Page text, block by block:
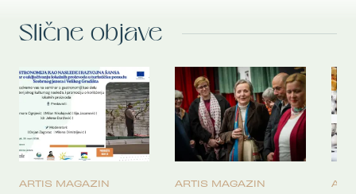
Slične objave
ARTIS MAGAZIN ARTIS MAGAZIN